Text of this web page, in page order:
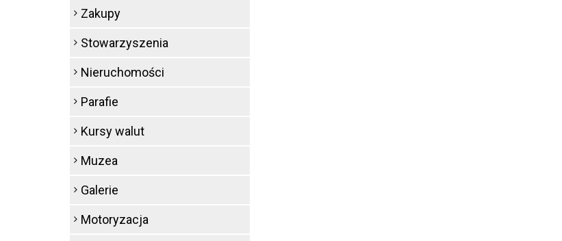
Zakupy
Stowarzyszenia
Nieruchomości
Parafie
Kursy walut
Muzea
Galerie
Motoryzacja